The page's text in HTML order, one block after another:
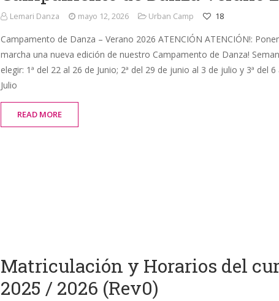
Lemari Danza mayo 12, 2026 Urban Camp 18
Campamento de Danza – Verano 2026 ATENCIÓN ATENCIÓN!:
marcha una nueva edición de nuestro Campamento de Danza!
elegir: 1ª del 22 al 26 de Junio; 2ª del 29 de junio al 3 de julio y 3ª del 6
Julio
READ MORE
Matriculación y Horarios del
2025 / 2026 (Rev0)